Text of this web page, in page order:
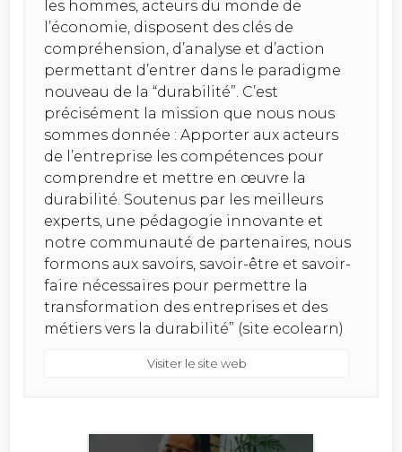
les hommes, acteurs du monde de
l’économie, disposent des clés de
compréhension, d’analyse et d’action
permettant d’entrer dans le paradigme
nouveau de la “durabilité”. C’est
précisément la mission que nous nous
sommes donnée : Apporter aux acteurs
de l’entreprise les compétences pour
comprendre et mettre en œuvre la
durabilité. Soutenus par les meilleurs
experts, une pédagogie innovante et
notre communauté de partenaires, nous
formons aux savoirs, savoir-être et savoir-
faire nécessaires pour permettre la
transformation des entreprises et des
métiers vers la durabilité” (site ecolearn)
Visiter le site web